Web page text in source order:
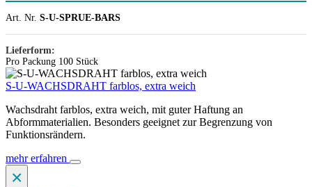
Art. Nr. S-U-SPRUE-BARS
Lieferform:
Pro Packung 100 Stück
S-U-WACHSDRAHT farblos, extra weich
Wachsdraht farblos, extra weich, mit guter Haftung an
Abformmaterialien. Besonders geeignet zur Begrenzung von
Funktionsrändern.
mehr erfahren
×